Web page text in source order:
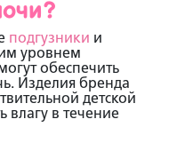
подгузники и
уровнем
обеспечить
Изделия бренда
детской
влагу в течение